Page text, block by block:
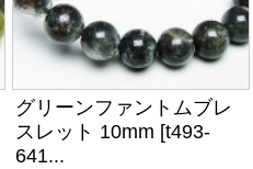
グリーンファントムブレ
スレット 10mm [t493-
641...